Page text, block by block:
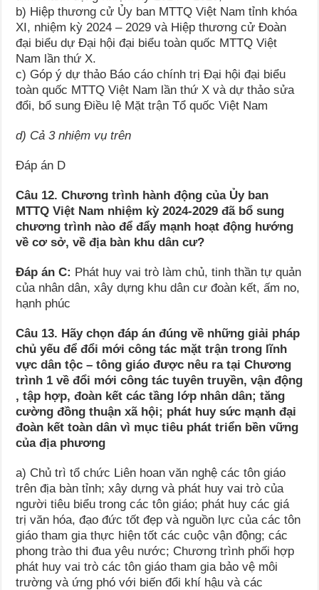
b) Hiệp thương cử Ủy ban MTTQ Việt Nam tỉnh khóa
XI, nhiệm kỳ 2024 – 2029 và Hiệp thương cử Đoàn
đại biểu dự Đại hội đại biểu toàn quốc MTTQ Việt
Nam lần thứ X.
c) Góp ý dự thảo Báo cáo chính trị Đại hội đại biểu
toàn quốc MTTQ Việt Nam lần thứ X và dự thảo sửa
đổi, bổ sung Điều lệ Mặt trận Tổ quốc Việt Nam
d) Cả 3 nhiệm vụ trên
Đáp án D
Câu 12. Chương trình hành động của Ủy ban
MTTQ Việt Nam nhiệm kỳ 2024-2029 đã bổ sung
chương trình nào để đẩy mạnh hoạt động hướng
về cơ sở, về địa bàn khu dân cư?
Đáp án C: Phát huy vai trò làm chủ, tinh thần tự quản
của nhân dân, xây dựng khu dân cư đoàn kết, ấm no,
hạnh phúc
Câu 13. Hãy chọn đáp án đúng về những giải pháp
chủ yếu để đổi mới công tác mặt trận trong lĩnh
vực dân tộc – tông giáo được nêu ra tại Chương
trình 1 về đổi mới công tác tuyên truyền, vận động
, tập hợp, đoàn kết các tầng lớp nhân dân; tăng
cường đồng thuận xã hội; phát huy sức mạnh đại
đoàn kết toàn dân vì mục tiêu phát triển bền vững
của địa phương
a) Chủ trì tổ chức Liên hoan văn nghệ các tôn giáo
trên địa bàn tỉnh; xây dựng và phát huy vai trò của
người tiêu biểu trong các tôn giáo; phát huy các giá
trị văn hóa, đạo đức tốt đẹp và nguồn lực của các tôn
giáo tham gia thực hiện tốt các cuộc vận động; các
phong trào thi đua yêu nước; Chương trình phối hợp
phát huy vai trò các tôn giáo tham gia bảo vệ môi
trường và ứng phó với biến đổi khí hậu và các